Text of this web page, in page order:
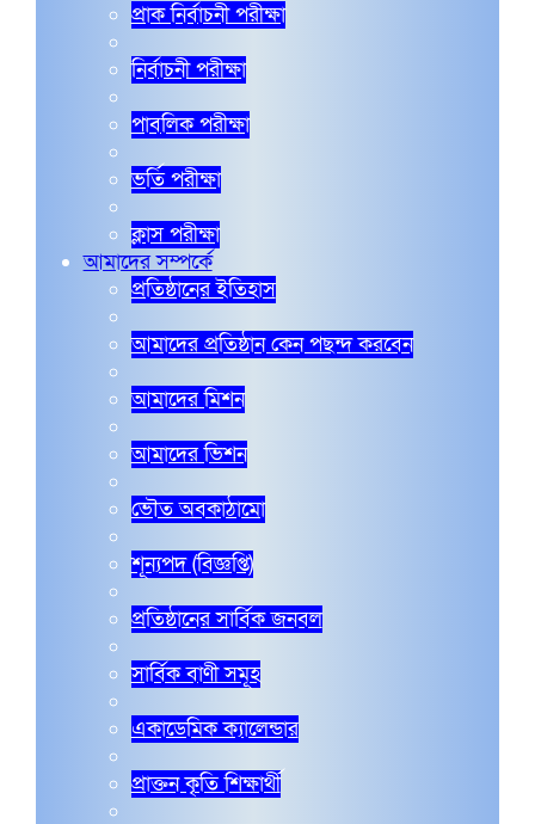
প্রাক নির্বাচনী পরীক্ষা
নির্বাচনী পরীক্ষা
পাবলিক পরীক্ষা
ভর্তি পরীক্ষা
ক্লাস পরীক্ষা
আমাদের সম্পর্কে
প্রতিষ্ঠানের ইতিহাস
আমাদের প্রতিষ্ঠান কেন পছন্দ করবেন
আমাদের মিশন
আমাদের ভিশন
ভৌত অবকাঠামো
শূন্যপদ (বিজ্ঞপ্তি)
প্রতিষ্ঠানের সার্বিক জনবল
সার্বিক বাণী সমূহ
একাডেমিক ক্যালেন্ডার
প্রাক্তন কৃতি শিক্ষার্থী